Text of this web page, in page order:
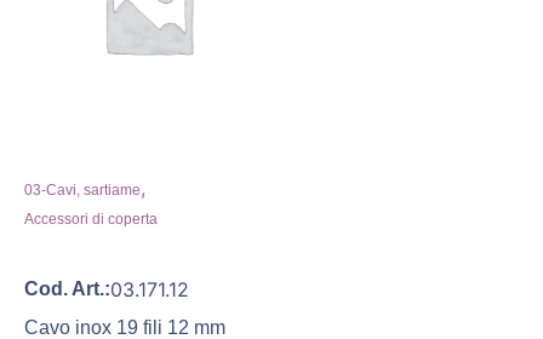
03-Cavi, sartiame,
Accessori di coperta
Cod. Art.:03.171.12
Cavo inox 19 fili 12 mm